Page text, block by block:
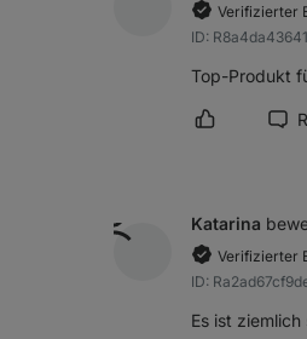
Verifizierter
ID:
Top-Produkt
Rezension
Katarina
Verifizierter
ID:
Es ist